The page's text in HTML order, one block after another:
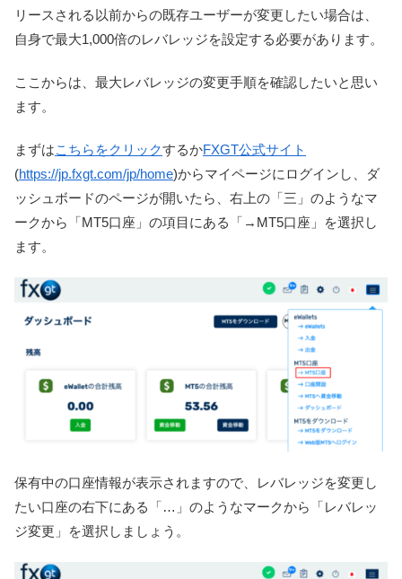
リースされる以前からの既存ユーザーが変更したい場合は、
自身で最大1,000倍のレバレッジを設定する必要があります。
ここからは、最大レバレッジの変更手順を確認したいと思い
ます。
まずはこちらをクリックするかFXGT公式サイト
(https://jp.fxgt.com/jp/home)からマイページにログインし、ダ
ッシュボードのページが開いたら、右上の「三」のようなマ
ークから「MT5口座」の項目にある「→MT5口座」を選択し
ます。
保有中の口座情報が表示されますので、レバレッジを変更し
たい口座の右下にある「…」のようなマークから「レバレッ
ジ変更」を選択しましょう。